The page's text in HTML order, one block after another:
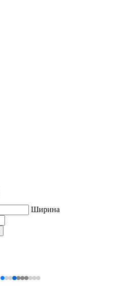
Ширина